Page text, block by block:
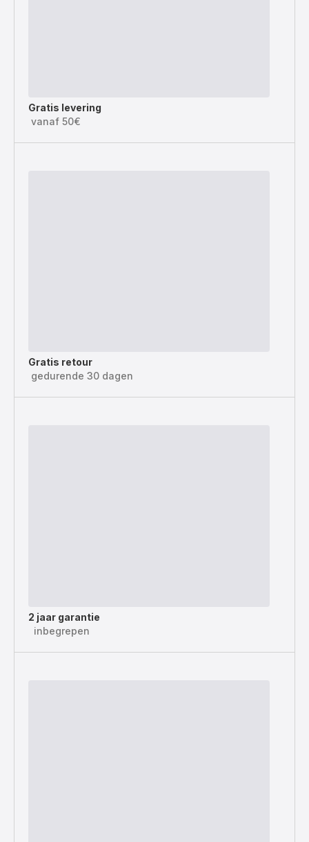
Gratis levering
vanaf 50€
Gratis retour
gedurende 30 dagen
2 jaar garantie
inbegrepen